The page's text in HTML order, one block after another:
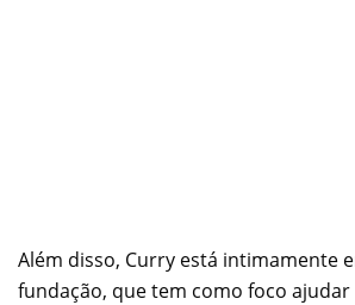
Além disso, Curry está intimamente
fundação, que tem como foco